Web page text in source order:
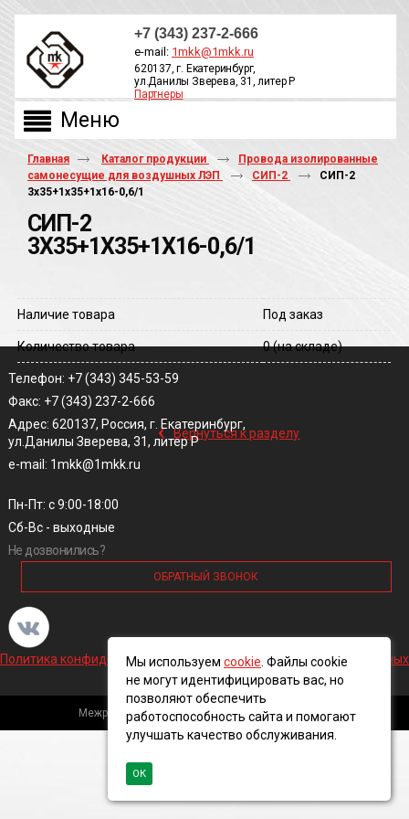
+7 (343) 237-2-666
e-mail: 1mkk@1mkk.ru
620137, г. Екатеринбург,
ул.Данилы Зверева, 31, литер Р
Партнеры
Главная Каталог продукции
Провода изолированные
самонесущие для воздушных ЛЭП
СИП-2
СИП-2
3х35+1х35+1х16-0,6/1
СИП-2
3Х35+1Х35+1Х16-0,6/1
Наличие товара Под заказ
Количество товара 0(на складе)
‹ Вернуться к разделу
Телефон: +7 (343) 345-53-59
Факс: +7 (343) 237-2-666
Адрес: 620137, Россия, г. Екатеринбург,
ул.Данилы Зверева, 31, литер Р
e-mail: 1mkk@1mkk.ru
Пн-Пт: с 9:00-18:00
Сб-Вс - выходные
Не дозвонились?
ОБРАТНЫЙ ЗВОНОК
Политика конфиденциальности и обработки персональных данных
Межрегиональная кабельная компания, 2016 ©
Мы используем cookie . Файлы cookie
не могут идентифицировать вас, но
позволяют обеспечить
работоспособность сайта и помогают
улучшать качество обслуживания.
ОК